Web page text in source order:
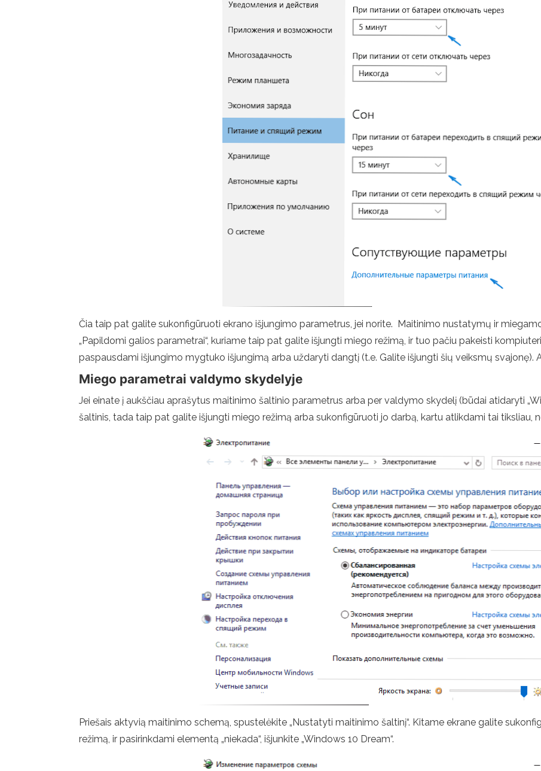
Čia taip pat galite sukonfigūruoti ekrano išjungimo parametrus, jei norite. Maitinimo nustatymų ir
„Papildomi galios parametrai“, kuriame taip pat galite išjungti miego režimą, ir tuo pačiu pakeisti
paspausdami išjungimo mygtuko išjungimą arba uždaryti dangtį (t.e. Galite išjungti šių veiksmų svajonę).
Miego parametrai valdymo skydelyje
Jei einate į aukščiau aprašytus maitinimo šaltinio parametrus arba per valdymo skydelį (būdai atidaryti
šaltinis, tada taip pat galite išjungti miego režimą arba sukonfigūruoti jo darbą, kartu atlikdami tai tiksliau,
Priešais aktyvią maitinimo schemą, spustelėkite „Nustatyti maitinimo šaltinį“. Kitame ekrane galite
režimą, ir pasirinkdami elementą „niekada“, išjunkite „Windows 10 Dream“.